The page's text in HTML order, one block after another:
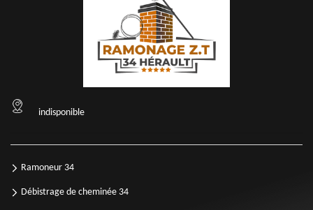
indisponible
Ramoneur 34
Débistrage de cheminée 34